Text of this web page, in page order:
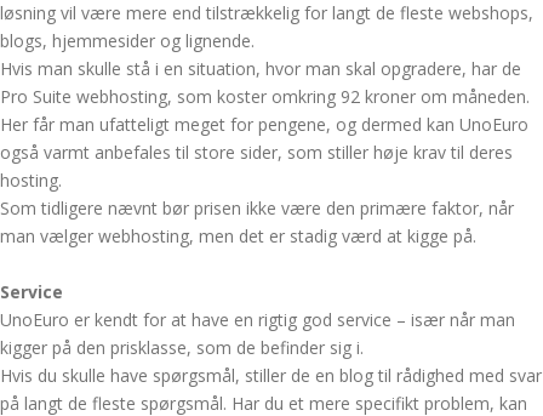
løsning vil være mere end tilstrækkelig for langt de fleste webshops,
blogs, hjemmesider og lignende.
Hvis man skulle stå i en situation, hvor man skal opgradere, har de
Pro Suite webhosting, som koster omkring 92 kroner om måneden.
Her får man ufatteligt meget for pengene, og dermed kan UnoEuro
også varmt anbefales til store sider, som stiller høje krav til deres
hosting.
Som tidligere nævnt bør prisen ikke være den primære faktor, når
man vælger webhosting, men det er stadig værd at kigge på.
Service
UnoEuro er kendt for at have en rigtig god service – især når man
kigger på den prisklasse, som de befinder sig i.
Hvis du skulle have spørgsmål, stiller de en blog til rådighed med svar
på langt de fleste spørgsmål. Har du et mere specifikt problem, kan